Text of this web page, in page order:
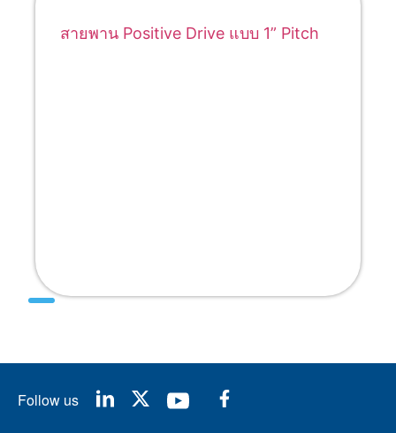
สายพาน Positive Drive แบบ 1” Pitch
Follow us